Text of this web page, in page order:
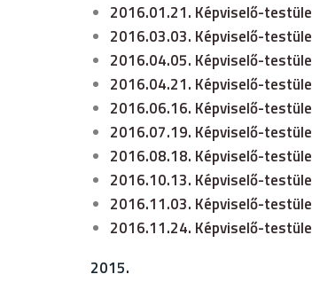
2016.01.21. Képviselő-
2016.03.03. Képviselő-
2016.04.05. Képviselő-
2016.04.21. Képviselő-
2016.06.16. Képviselő-
2016.07.19. Képviselő-
2016.08.18. Képviselő-
2016.10.13. Képviselő-
2016.11.03. Képviselő-
2016.11.24. Képviselő-
2015.